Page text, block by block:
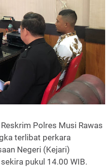
Polres Musi Rawas
terlibat perkara
Negeri (Kejari)
pukul 14.00 WIB.